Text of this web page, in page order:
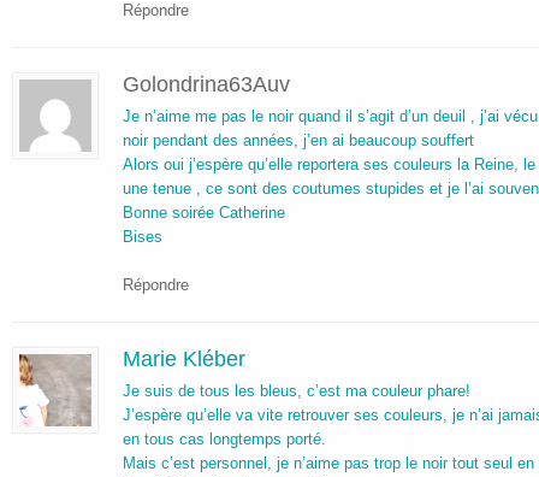
Répondre
Golondrina63Auv
Je n’aime me pas le noir quand il s’agit d’un deuil , j’ai
noir pendant des années, j’en ai beaucoup souffert
Alors oui j’espère qu’elle reportera ses couleurs la Reine,
une tenue , ce sont des coutumes stupides et je l’ai
Bonne soirée Catherine
Bises
Répondre
Marie Kléber
Je suis de tous les bleus, c’est ma couleur phare!
J’espère qu’elle va vite retrouver ses couleurs, je n’ai
en tous cas longtemps porté.
Mais c’est personnel, je n’aime pas trop le noir tout seul en